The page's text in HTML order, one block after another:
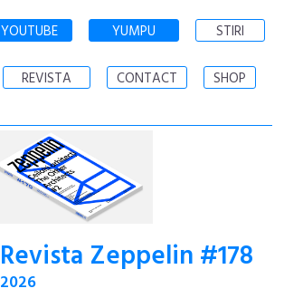
YOUTUBE YUMPU STIRI
REVISTA CONTACT SHOP
Revista Zeppelin #178
2026